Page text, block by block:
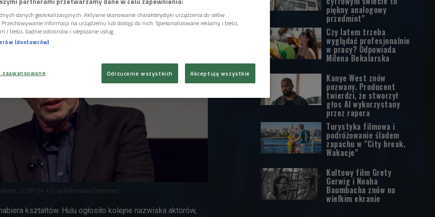
się już w maju w Vancouver.
CC BY-SA 4.0 via Wikimedia Commons
kształtów. Hulu ogłosiło kolejne nazwiska aktorów,
piękny analogowy
przedmiot"
Czy latem trzeba
wyglądać profesjonalnie
w pracy? Odpowiada
Milena Bekalarska
Kanye West znów
pozwany. Producent
twierdzi, że stworzył
głos AI wykorzystany
przez rapera
Turystyka filmowa i
podróżowanie śladem
zapachu w "City break.
Wakacje"
Kultowy film Grety
Gerwig i Noaha
Baumbacha znów na
wielkim ekranie
danych geolokalizacyjnych. Aktywne skanowanie charakterystyki urządzenia do celów
informacji na urządzeniu lub dostęp do nich. Spersonalizowane reklamy i treści,
i treści, badnie odbiorców i ulepszanie usług.
(dostawców)
Odrzucenie wszystkich Akceptuję wszystkie